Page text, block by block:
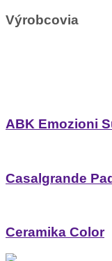
Výrobcovia
ABK Emozioni
Casalgrande
Ceramika Color